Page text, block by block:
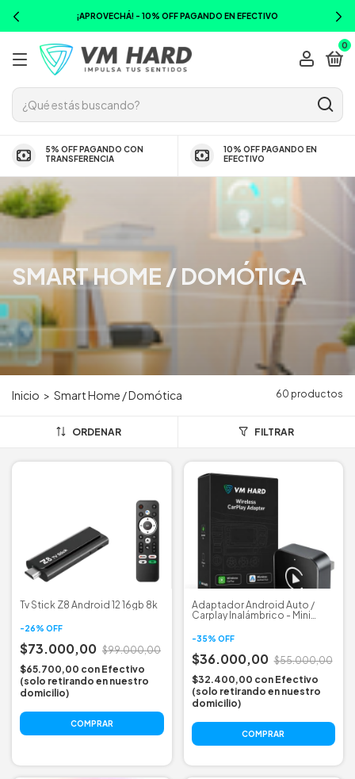
¡APROVECHÁ! - 10% OFF PAGANDO EN EFECTIVO
0
5% OFF PAGANDO CON
TRANSFERENCIA
10% OFF PAGANDO EN
EFECTIVO
SMART HOME / DOMÓTICA
Inicio > Smart Home / Domótica 60 productos
ORDENAR FILTRAR
Tv Stick Z8 Android 12 16gb 8k
-26% OFF
$73.000,00 $99.000,00
$65.700,00 con Efectivo
(solo retirando en nuestro
domicilio)
Adaptador Android Auto /
Carplay Inalámbrico - Mini
-35% OFF
$36.000,00 $55.000,00
$32.400,00 con Efectivo
(solo retirando en nuestro
domicilio)